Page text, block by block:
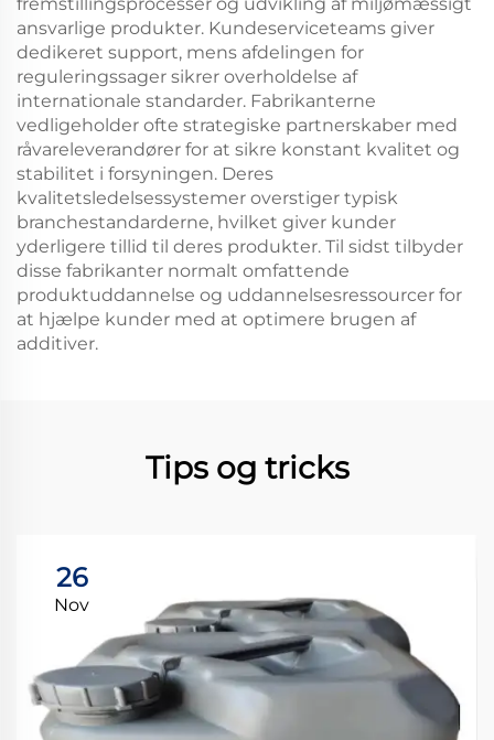
ansvarlige produkter. Kundeserviceteams giver
dedikeret support, mens afdelingen for
reguleringssager sikrer overholdelse af
internationale standarder. Fabrikanterne
vedligeholder ofte strategiske partnerskaber med
råvareleverandører for at sikre konstant kvalitet og
stabilitet i forsyningen. Deres
kvalitetsledelsessystemer overstiger typisk
branchestandarderne, hvilket giver kunder
yderligere tillid til deres produkter. Til sidst tilbyder
disse fabrikanter normalt omfattende
produktuddannelse og uddannelsesressourcer for
at hjælpe kunder med at optimere brugen af
additiver.
Tips og tricks
26
Nov